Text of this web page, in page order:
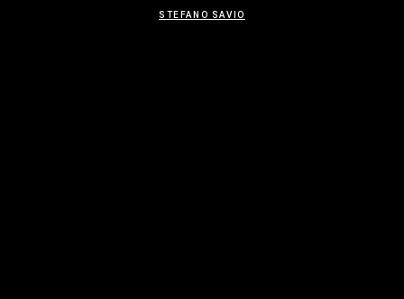
STEFANO SAVIO